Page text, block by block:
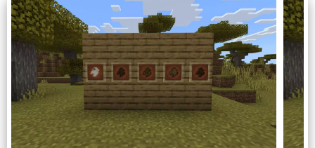
Одной из основных наук для познания окружающего
мира является химия. Благодаря моду на Education
edition для Майнкрафт ПЕ игрок сможет изучать этот
предмет в любимой игре. Разумеется, фундаментом
является добавление самых настоящих химических
элементов.
Смешивая различные соединения из мода на Education